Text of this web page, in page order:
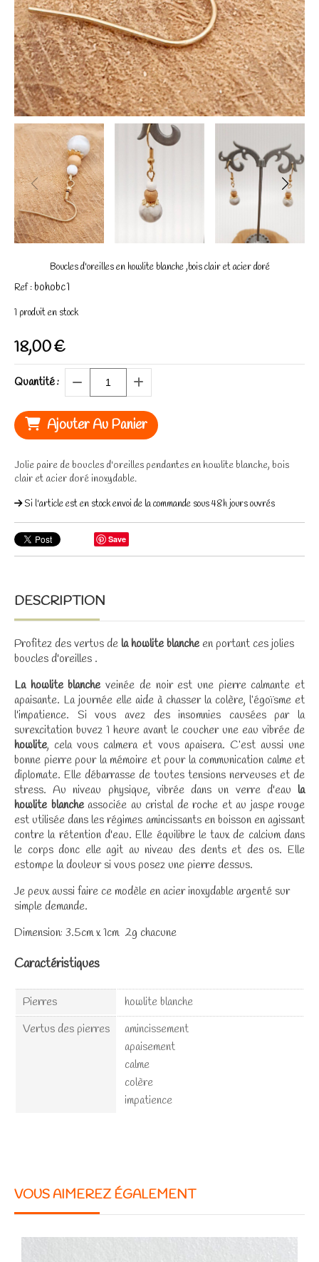
Boucles d'oreilles en howlite blanche ,bois clair et acier doré
Ref : bohobc1
18,00€
1 produit en stock
Quantité :
Ajouter Au Panier
Jolie paire de boucles d'oreilles pendantes en howlite blanche, bois
clair et acier doré inoxydable.
Si l'article est en stock envoi de la commande sous 48h jours ouvrés
Save
DESCRIPTION
Profitez des vertus dela howlite blancheen portant ces jolies
boucles d'oreilles .
La howlite blancheveinée de noir est une pierre calmante et
apaisante. La journée elle aide à chasser la colère, l’égoïsme et
l'impatience. Si vous avez des insomnies causées par la
surexcitation buvez 1 heure avant le coucher une eau vibrée de
howlite, cela vous calmera et vous apaisera. C’est aussi une
bonne pierre pour la mémoire et pour la communication calme et
diplomate. Elle débarrasse de toutes tensions nerveuses et de
stress. Au niveau physique, vibrée dans un verre d'eau la
howlite blancheassociée au cristal de roche et au jaspe rouge
est utilisée dans les régimes amincissants en boisson en agissant
contre la rétention d'eau. Elle équilibre le taux de calcium dans
le corps donc elle agit au niveau des dents et des os. Elle
estompe la douleur si vous posez une pierre dessus.
Je peux aussi faire ce modèle en acier inoxydable argenté sur
simple demande.
Dimension: 3.5cm x 1cm 2g chacune
Caractéristiques
Pierres
howlite blanche
Vertus des pierres
amincissement
apaisement
calme
colère
impatience
VOUS AIMEREZ ÉGALEMENT